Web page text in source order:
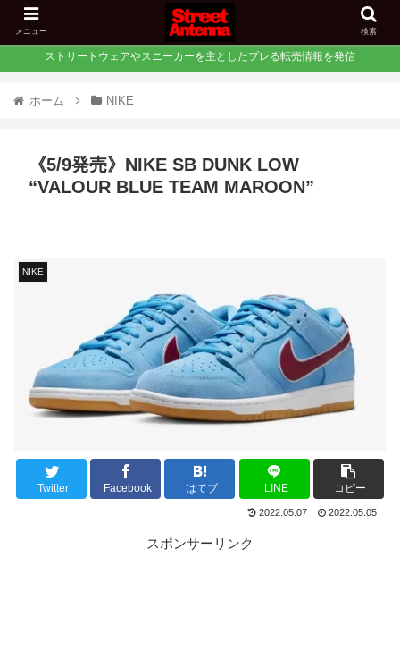
ストリートウェアやスニーカーを主としたプレる転売情報を発信
ホーム NIKE
《5/9発売》NIKE SB DUNK LOW
“VALOUR BLUE TEAM MAROON”
NIKE
Twitter Facebook はてブ LINE コピー
2022.05.07 2022.05.05
スポンサーリンク
メニュー 検索